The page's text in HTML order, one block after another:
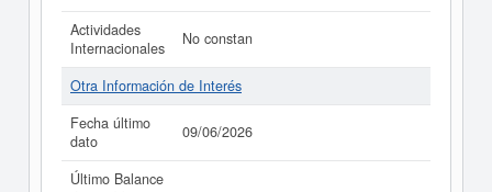
Actividades
Internacionales
No constan
Otra Información de Interés
Fecha último
dato
09/06/2026
Último Balance